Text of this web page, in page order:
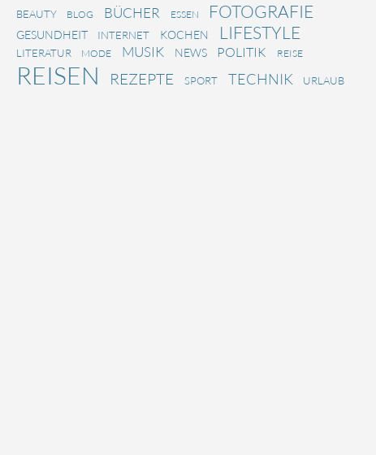
BEAUTY BLOG BÜCHER ESSEN FOTOGRAFIE
GESUNDHEIT INTERNET KOCHEN LIFESTYLE
LITERATUR MODE MUSIK NEWS POLITIK REISE
REISEN REZEPTE SPORT TECHNIK URLAUB